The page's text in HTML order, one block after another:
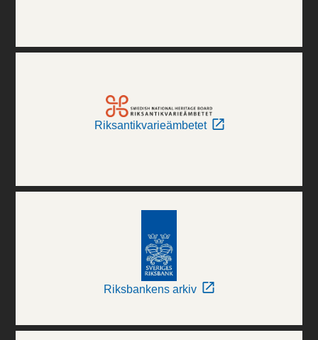
Riksantikvarieämbetet
Riksbankens arkiv